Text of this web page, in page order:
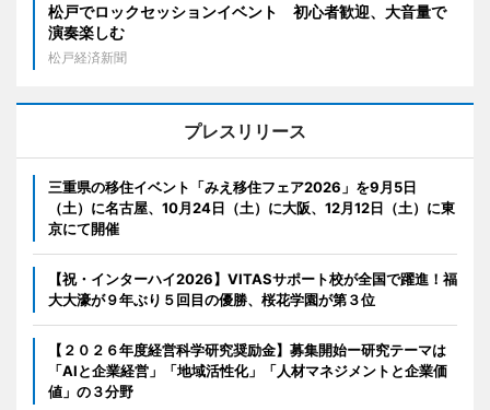
松戸でロックセッションイベント 初心者歓迎、大音量で
演奏楽しむ
松戸経済新聞
プレスリリース
三重県の移住イベント「みえ移住フェア2026」を9月5日
（土）に名古屋、10月24日（土）に大阪、12月12日（土）に東
京にて開催
【祝・インターハイ2026】VITASサポート校が全国で躍進！福
大大濠が９年ぶり５回目の優勝、桜花学園が第３位
【２０２６年度経営科学研究奨励金】募集開始ー研究テーマは
「AIと企業経営」「地域活性化」「人材マネジメントと企業価
値」の３分野